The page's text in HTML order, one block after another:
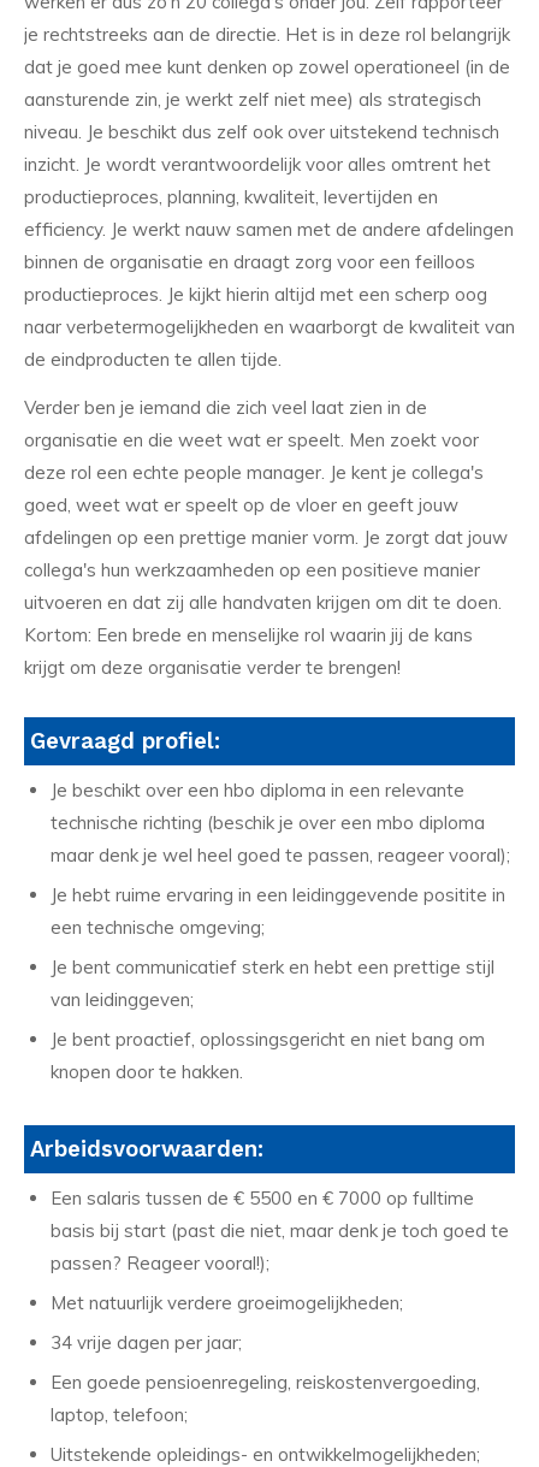
je rechtstreeks aan de directie. Het is in deze rol belangrijk
dat je goed mee kunt denken op zowel operationeel (in de
aansturende zin, je werkt zelf niet mee) als strategisch
niveau. Je beschikt dus zelf ook over uitstekend technisch
inzicht. Je wordt verantwoordelijk voor alles omtrent het
productieproces, planning, kwaliteit, levertijden en
efficiency. Je werkt nauw samen met de andere afdelingen
binnen de organisatie en draagt zorg voor een feilloos
productieproces. Je kijkt hierin altijd met een scherp oog
naar verbetermogelijkheden en waarborgt de kwaliteit van
de eindproducten te allen tijde.
Verder ben je iemand die zich veel laat zien in de
organisatie en die weet wat er speelt. Men zoekt voor
deze rol een echte people manager. Je kent je collega's
goed, weet wat er speelt op de vloer en geeft jouw
afdelingen op een prettige manier vorm. Je zorgt dat jouw
collega's hun werkzaamheden op een positieve manier
uitvoeren en dat zij alle handvaten krijgen om dit te doen.
Kortom: Een brede en menselijke rol waarin jij de kans
krijgt om deze organisatie verder te brengen!
Gevraagd profiel:
Je beschikt over een hbo diploma in een relevante
technische richting (beschik je over een mbo diploma
maar denk je wel heel goed te passen, reageer vooral);
Je hebt ruime ervaring in een leidinggevende positite in
een technische omgeving;
Je bent communicatief sterk en hebt een prettige stijl
van leidinggeven;
Je bent proactief, oplossingsgericht en niet bang om
knopen door te hakken.
Arbeidsvoorwaarden:
Een salaris tussen de € 5500 en € 7000 op fulltime
basis bij start (past die niet, maar denk je toch goed te
passen? Reageer vooral!);
Met natuurlijk verdere groeimogelijkheden;
34 vrije dagen per jaar;
Een goede pensioenregeling, reiskostenvergoeding,
laptop, telefoon;
Uitstekende opleidings- en ontwikkelmogelijkheden;